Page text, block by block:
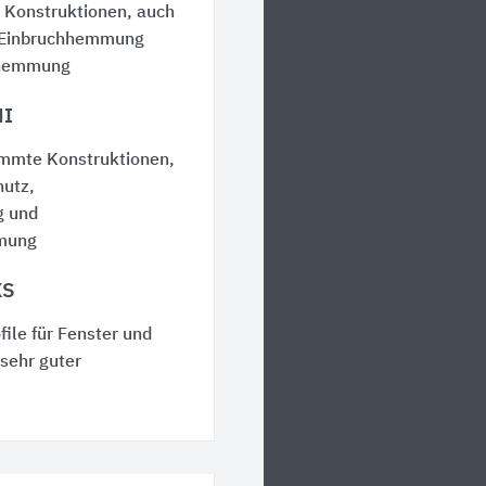
auch
Konstruktionen,
und
für Fenster und
guter